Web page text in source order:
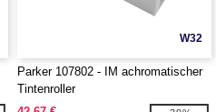
W32
Parker 107802 - IM achromatischer
Tintenroller